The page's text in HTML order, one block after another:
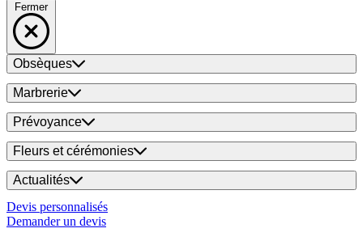
Fermer
Obsèques
Marbrerie
Prévoyance
Fleurs et cérémonies
Actualités
Devis personnalisés
Demander un devis